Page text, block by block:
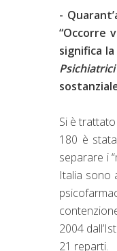
-
“Occorre
significa
Si è
180 è
separare i
Italia sono
2004
21 reparti.